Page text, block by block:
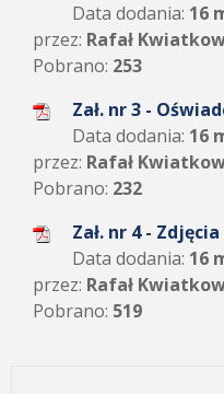
Data dodania: 16
przez: Rafał
Pobrano: 253
Zał. nr 3 -
Data dodania: 16
przez: Rafał
Pobrano: 232
Zał. nr 4 -
Data dodania: 16
przez: Rafał
Pobrano: 519